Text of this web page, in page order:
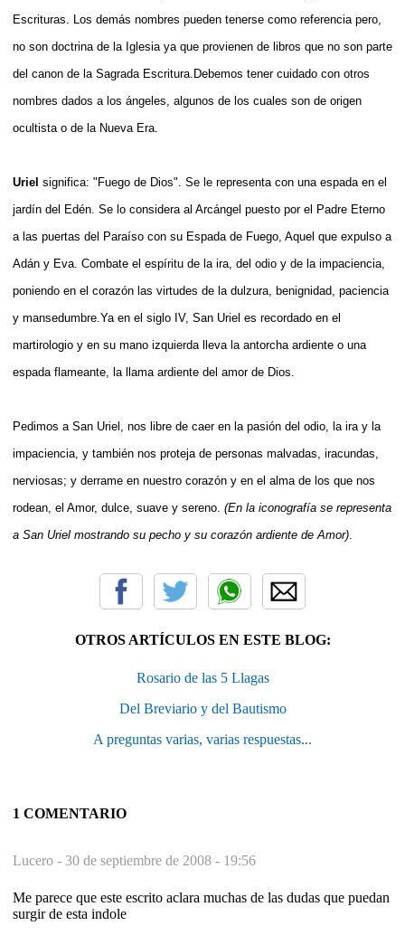
Escrituras. Los demás nombres pueden tenerse como referencia pero,
no son doctrina de la Iglesia ya que provienen de libros que no son parte
del canon de la Sagrada Escritura.Debemos tener cuidado con otros
nombres dados a los ángeles, algunos de los cuales son de origen
ocultista o de la Nueva Era.
Uriel significa: "Fuego de Dios". Se le representa con una espada en el
jardín del Edén. Se lo considera al Arcángel puesto por el Padre Eterno
a las puertas del Paraíso con su Espada de Fuego, Aquel que expulso a
Adán y Eva. Combate el espíritu de la ira, del odio y de la impaciencia,
poniendo en el corazón las virtudes de la dulzura, benignidad, paciencia
y mansedumbre.Ya en el siglo IV, San Uriel es recordado en el
martirologio y en su mano izquierda lleva la antorcha ardiente o una
espada flameante, la llama ardiente del amor de Dios.
Pedimos a San Uriel, nos libre de caer en la pasión del odio, la ira y la
impaciencia, y también nos proteja de personas malvadas, iracundas,
nerviosas; y derrame en nuestro corazón y en el alma de los que nos
rodean, el Amor, dulce, suave y sereno. (En la iconografía se representa
a San Uriel mostrando su pecho y su corazón ardiente de Amor)
OTROS ARTÍCULOS EN ESTE BLOG:
Rosario de las 5 Llagas
Del Breviario y del Bautismo
A preguntas varias, varias respuestas...
1 COMENTARIO
Lucero - 30 de septiembre de 2008 - 19:56
Me parece que este escrito aclara muchas de las dudas que puedan
surgir de esta indole